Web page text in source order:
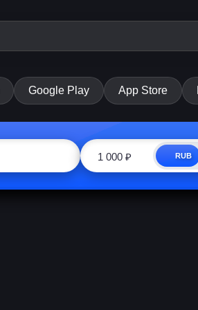
Google Play App Store
RUB